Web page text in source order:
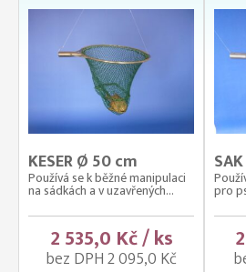
KESER Ø 50 cm
Používá se k běžné manipulaci
na sádkách a v uzavřených...
2 535,0 Kč / ks
bez DPH 2 095,0 Kč
pro